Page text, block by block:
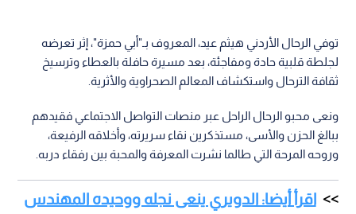
توفي الرحال الأردني هيثم عيد، المعروف بـ"أبي حمزة"، إثر تعرضه
لجلطة قلبية حادة ومفاجئة، بعد مسيرة حافلة بالعطاء وترسيخ
ثقافة الترحال واستكشاف المعالم الصحراوية والأثرية.
ونعى محبو الرحال الراحل عبر منصات التواصل الاجتماعي فقيدهم
ببالغ الحزن والأسى، مستذكرين نقاء سريرته، وأخلاقه الرفيعة،
وروحه المرحة التي طالما نشرت المعرفة والمحبة بين رفقاء دربه.
اقرأ أيضا: الدويري ينعى نجله ووحيده المهندس